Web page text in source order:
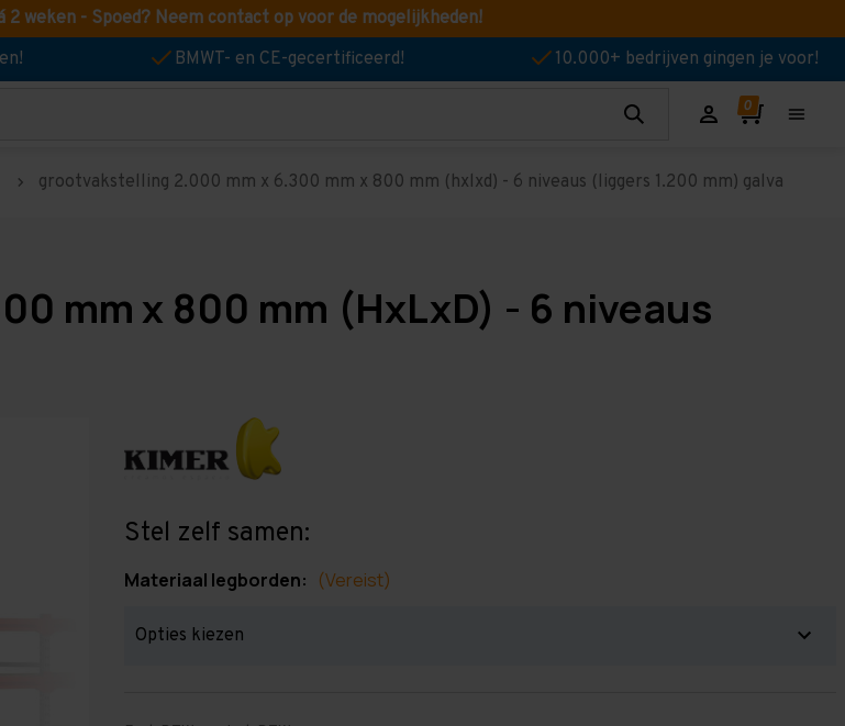
2 weken - Spoed? Neem contact op voor de mogelijkheden!
BMWT- en CE-gecertificeerd! 10.000+ bedrijven gingen je voor!
grootvakstelling 2.000 mm x 6.300 mm x 800 mm (hxlxd) - 6 niveaus (liggers 1.200 mm) galva
mm x 800 mm (HxLxD) - 6 niveaus
Stel zelf samen:
Materiaal legborden: (Vereist)